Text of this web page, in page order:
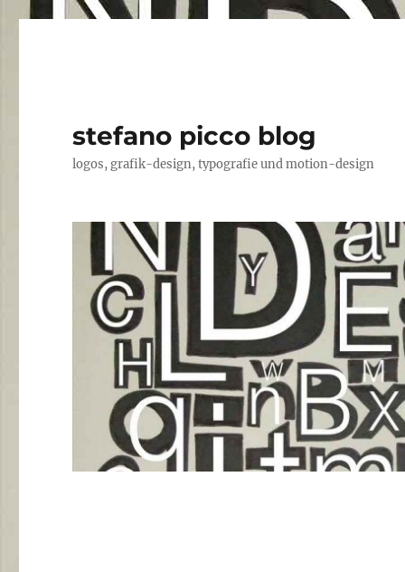
stefano picco blog
logos, grafik-design, typografie und motion-design